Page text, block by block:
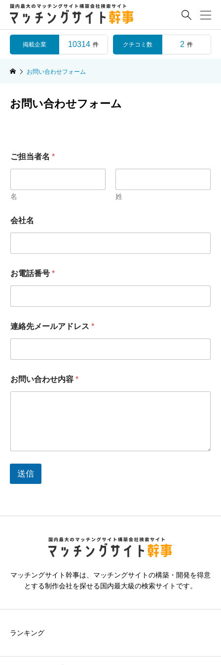

掲載企業 10314 件 クチコミ数 2 件
お問い合わせフォーム
お問い合わせフォーム
ご担当者名 *
名 姓
会社名
お
電
*
お電話番号 *
連絡先メールアドレス *
お問い合わせ内容 *
送信
マッチングサイト幹事は、マッチングサイトの構築・開発を得意
とする制作会社を探せる国内最大級の検索サイトです。
ランキング